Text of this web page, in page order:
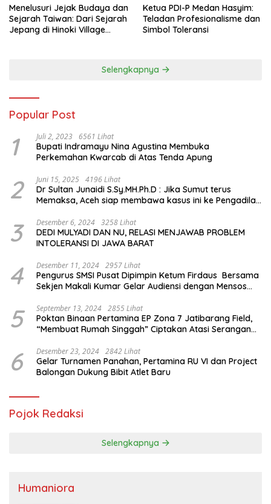
Menelusuri Jejak Budaya dan
Sejarah Taiwan: Dari Sejarah
Jepang di Hinoki Village
Ketua PDI-P Medan Hasyim:
Teladan Profesionalisme dan
Simbol Toleransi
Selengkapnya
Popular Post
1 Juli 2, 2023 6561 Lihat
Bupati Indramayu Nina Agustina Membuka
Perkemahan Kwarcab di Atas Tenda Apung
2 Juni 15, 2025 4196 Lihat
Dr Sultan Junaidi S.Sy.MH.Ph.D : Jika Sumut terus
Memaksa, Aceh siap membawa kasus ini ke Pengadilan
3 Desember 6, 2024 3258 Lihat
DEDI MULYADI DAN NU, RELASI MENJAWAB PROBLEM
INTOLERANSI DI JAWA BARAT
4 Desember 11, 2024 2957 Lihat
Pengurus SMSI Pusat Dipimpin Ketum Firdaus Bersama
Sekjen Makali Kumar Gelar Audiensi dengan Mensos
5 September 13, 2024 2855 Lihat
Poktan Binaan Pertamina EP Zona 7 Jatibarang Field,
“Membuat Rumah Singgah” Ciptakan Atasi Serangan
6 Desember 23, 2024 2842 Lihat
Gelar Turnamen Panahan, Pertamina RU VI dan Project
Balongan Dukung Bibit Atlet Baru
Pojok Redaksi
Selengkapnya
Humaniora